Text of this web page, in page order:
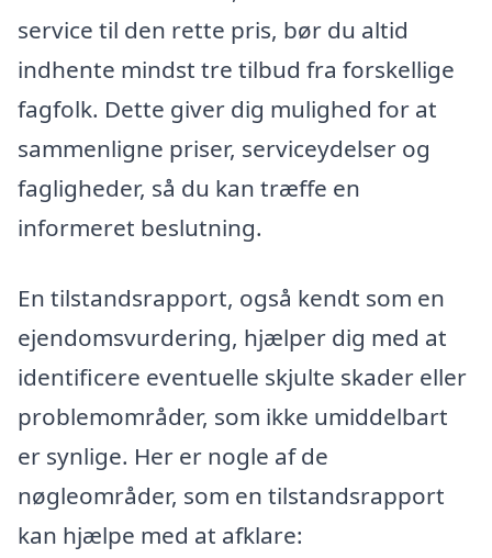
service til den rette pris, bør du altid
indhente mindst tre tilbud fra forskellige
fagfolk. Dette giver dig mulighed for at
sammenligne priser, serviceydelser og
fagligheder, så du kan træffe en
informeret beslutning.
En tilstandsrapport, også kendt som en
ejendomsvurdering, hjælper dig med at
identificere eventuelle skjulte skader eller
problemområder, som ikke umiddelbart
er synlige. Her er nogle af de
nøgleområder, som en tilstandsrapport
kan hjælpe med at afklare: